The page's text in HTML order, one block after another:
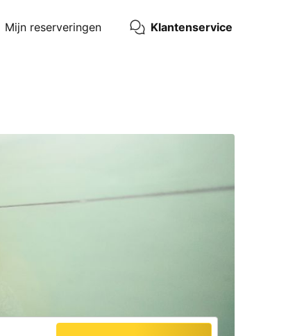
Mijn reserveringen Klantenservice